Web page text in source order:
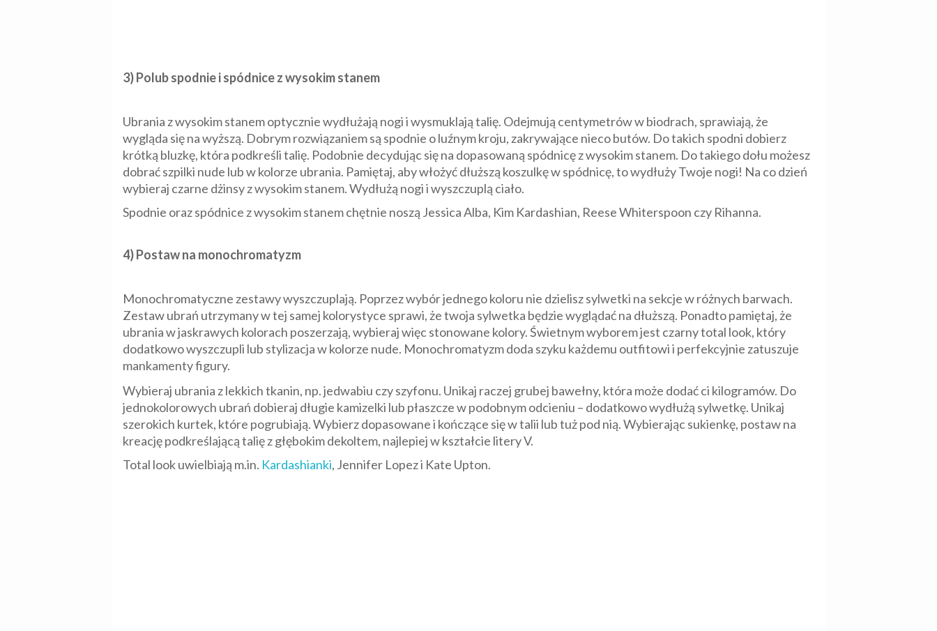
3) Polub spodnie i spódnice z wysokim stanem
Ubrania z wysokim stanem optycznie wydłużają nogi i wysmuklają talię. Odejmują centymetrów w biodrach, sprawiają, że
wygląda się na wyższą. Dobrym rozwiązaniem są spodnie o luźnym kroju, zakrywające nieco butów. Do takich spodni dobierz
krótką bluzkę, która podkreśli talię. Podobnie decydując się na dopasowaną spódnicę z wysokim stanem. Do takiego dołu możesz
dobrać szpilki nude lub w kolorze ubrania. Pamiętaj, aby włożyć dłuższą koszulkę w spódnicę, to wydłuży Twoje nogi! Na co dzień
wybieraj czarne dżinsy z wysokim stanem. Wydłużą nogi i wyszczuplą ciało.
Spodnie oraz spódnice z wysokim stanem chętnie noszą Jessica Alba, Kim Kardashian, Reese Whiterspoon czy Rihanna.
4) Postaw na monochromatyzm
Monochromatyczne zestawy wyszczuplają. Poprzez wybór jednego koloru nie dzielisz sylwetki na sekcje w różnych barwach.
Zestaw ubrań utrzymany w tej samej kolorystyce sprawi, że twoja sylwetka będzie wyglądać na dłuższą. Ponadto pamiętaj, że
ubrania w jaskrawych kolorach poszerzają, wybieraj więc stonowane kolory. Świetnym wyborem jest czarny total look, który
dodatkowo wyszczupli lub stylizacja w kolorze nude. Monochromatyzm doda szyku każdemu outfitowi i perfekcyjnie zatuszuje
mankamenty figury.
Wybieraj ubrania z lekkich tkanin, np. jedwabiu czy szyfonu. Unikaj raczej grubej bawełny, która może dodać ci kilogramów. Do
jednokolorowych ubrań dobieraj długie kamizelki lub płaszcze w podobnym odcieniu – dodatkowo wydłużą sylwetkę. Unikaj
szerokich kurtek, które pogrubiają. Wybierz dopasowane i kończące się w talii lub tuż pod nią. Wybierając sukienkę, postaw na
kreację podkreślającą talię z głębokim dekoltem, najlepiej w kształcie litery V.
Total look uwielbiają m.in. Kardashianki, Jennifer Lopez i Kate Upton.